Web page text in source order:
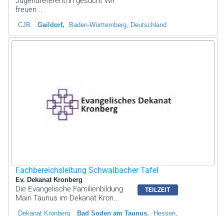
freuen ..
CJB Gaildorf Baden-Württemberg, Deutschland
Fachbereichsleitung Schwalbacher Tafel
Ev. Dekanat Kronberg
TEILZEIT
Die Evangelische Familienbildung
Main Taunus im Dekanat Kron..
Dekanat Kronberg Bad Soden am Taunus
Hessen,